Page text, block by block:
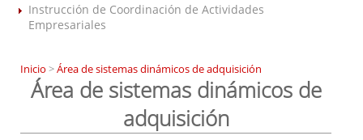
Instrucción de Coordinación de Actividades
Empresariales
Inicio >Área de sistemas dinámicos de adquisición
Área de sistemas dinámicos de
adquisición